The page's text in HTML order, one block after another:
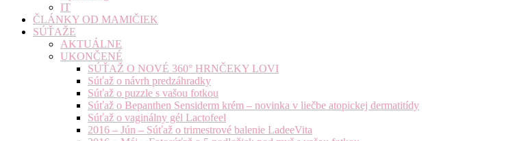
IT
ČLÁNKY OD MAMIČIEK
SÚŤAŽE
AKTUÁLNE
UKONČENÉ
SÚŤAŽ O NOVÉ 360° HRNČEKY LOVI
Súťaž o návrh predzáhradky
Súťaž o puzzle s vašou fotkou
Súťaž o Bepanthen Sensiderm krém – novinka v liečbe atopickej dermatitídy
Súťaž o vaginálny gél Lactofeel
2016 – Jún – Súťaž o trimestrové balenie LadeeVita